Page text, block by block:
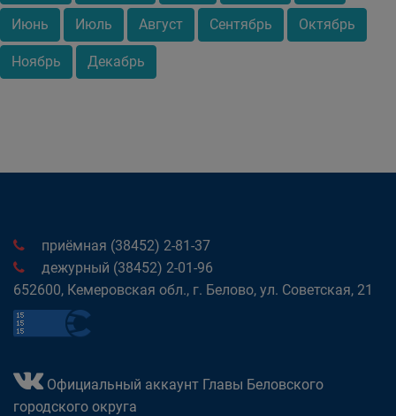
Июнь Июль Август Сентябрь Октябрь
Ноябрь Декабрь
приёмная (38452) 2-81-37
дежурный (38452) 2-01-96
652600, Кемеровская обл., г. Белово, ул. Советская, 21
Официальный аккаунт Главы Беловского
городского округа